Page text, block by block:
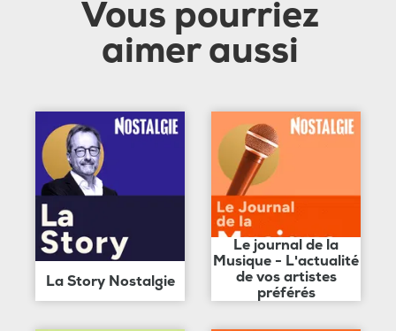
Vous pourriez
aimer aussi
La Story Nostalgie
Le journal de la
Musique - L'actualité
de vos artistes
préférés